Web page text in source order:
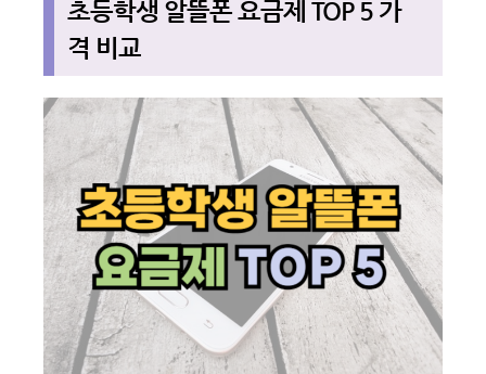
초등학생 알뜰폰 요금제 TOP 5 가
격 비교